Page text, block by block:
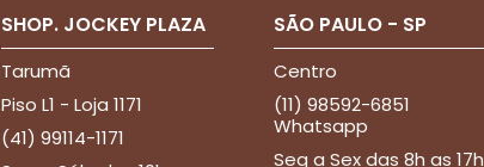
SHOP. JOCKEY PLAZA
Tarumã
Piso L1 - Loja 1171
(41) 99114-1171
SÃO PAULO - SP
Centro
(11) 98592-6851
Whatsapp
Seg a Sex das 8h as 17h